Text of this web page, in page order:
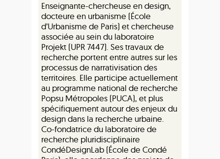
Enseignante-chercheuse en design,
docteure en urbanisme (École
d’Urbanisme de Paris) et chercheuse
associée au sein du laboratoire
Projekt (UPR 7447). Ses travaux de
recherche portent entre autres sur les
processus de narrativisation des
territoires. Elle participe actuellement
au programme national de recherche
Popsu Métropoles (PUCA), et plus
spécifiquement autour des enjeux du
design dans la recherche urbaine.
Co-fondatrice du laboratoire de
recherche pluridisciplinaire
CondéDesignLab (École de Condé